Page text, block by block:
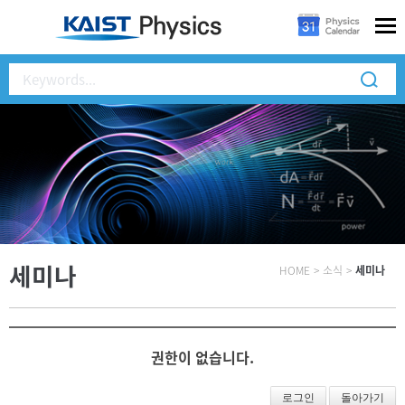
세미나 HOME > 소식 > 세미나
권한이 없습니다.
로그인 돌아가기